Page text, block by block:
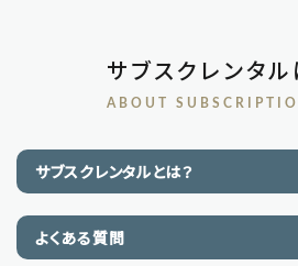
サブスクレンタ
ABOUT
サブスクレンタルとは？
よくある質問